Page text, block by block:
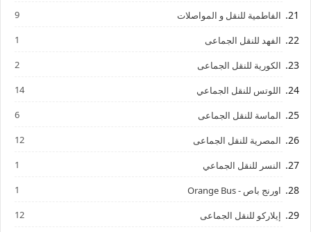
الفاطمية للنقل و المواصلات 9
الفهد للنقل الجماعى 1
الكورية للنقل الجماعى 2
اللوتس للنقل الجماعي 14
الماسة للنقل الجماعى 6
المصرية للنقل الجماعى 12
النسر للنقل الجماعي 1
اورنج باص - Orange Bus 1
إيلاركو للنقل الجماعى 12